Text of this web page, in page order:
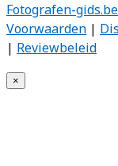
Fotografen-gids.be
Voorwaarden |
| Reviewbeleid
×